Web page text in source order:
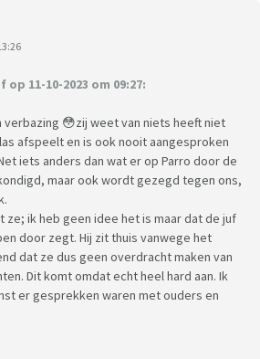
11-10-2023 om 09:27:
verbazing 😳zij weet van niets heeft niet
afspeelt en is ook nooit aangesproken
iets anders dan wat er op Parro door de
maar ook wordt gezegd tegen ons,
ze; ik heb geen idee het is maar dat de juf
door zegt. Hij zit thuis vanwege het
dat ze dus geen overdracht maken van
Dit komt omdat echt heel hard aan. Ik
er gesprekken waren met ouders en